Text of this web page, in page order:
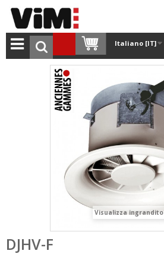
Italiano [IT]
Visualizza ingrandito
DJHV-F